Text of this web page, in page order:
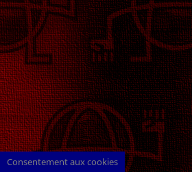
Consentement aux cookies